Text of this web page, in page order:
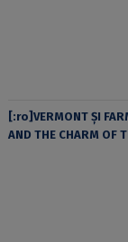
[:ro]VERMONT ȘI
AND THE CHARM OF